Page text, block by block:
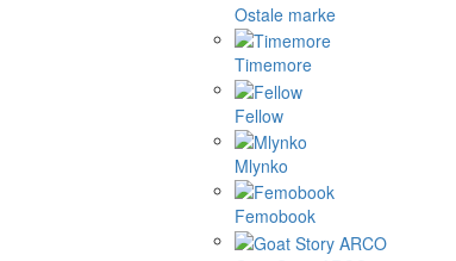
Ostale marke
Timemore
Fellow
Mlynko
Femobook